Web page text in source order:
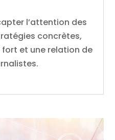
l’attention des
concrètes,
et une relation de